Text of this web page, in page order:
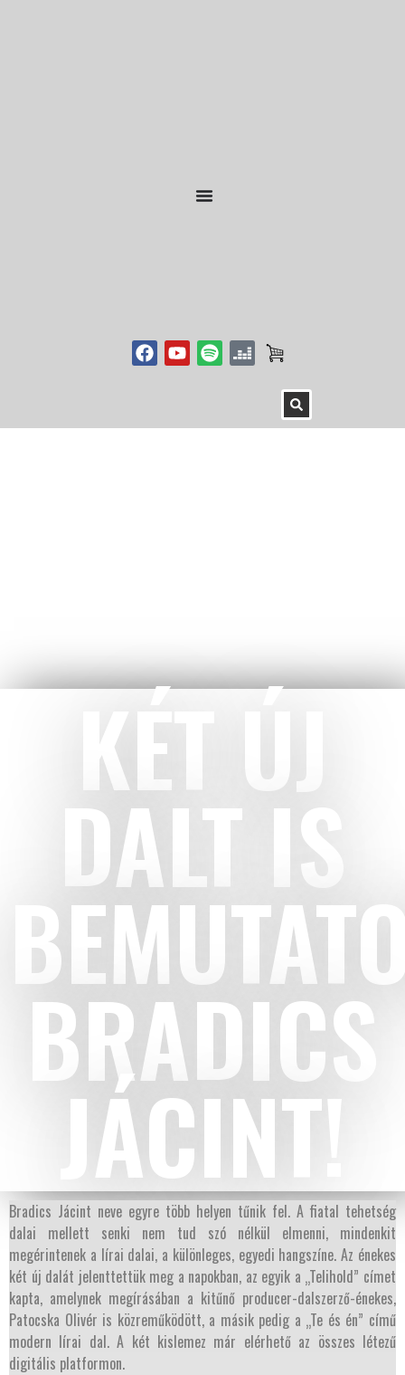
KÉT ÚJ
DALT IS
BRADICS
JÁCINT!
Bradics Jácint neve egyre több helyen tűnik fel. A fiatal tehetség
dalai mellett senki nem tud szó nélkül elmenni, mindenkit
megérintenek a lírai dalai, a különleges, egyedi hangszíne. Az énekes
két új dalát jelenttettük meg a napokban, az egyik a „Telihold” címet
kapta, amelynek megírásában a kitűnő producer-dalszerző-énekes,
Patocska Olivér is közreműködött, a másik pedig a „Te és én” című
modern lírai dal. A két kislemez már elérhető az összes létezű
digitális platformon.